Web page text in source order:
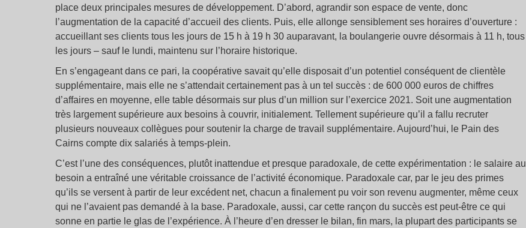
place deux principales mesures de développement. D’abord, agrandir son espace de vente, donc
l’augmentation de la capacité d’accueil des clients. Puis, elle allonge sensiblement ses horaires d’ouverture :
accueillant ses clients tous les jours de 15 h à 19 h 30 auparavant, la boulangerie ouvre désormais à 11 h, tous
les jours – sauf le lundi, maintenu sur l’horaire historique.
En s’engageant dans ce pari, la coopérative savait qu’elle disposait d’un potentiel conséquent de clientèle
supplémentaire, mais elle ne s’attendait certainement pas à un tel succès : de 600 000 euros de chiffres
d’affaires en moyenne, elle table désormais sur plus d’un million sur l’exercice 2021. Soit une augmentation
très largement supérieure aux besoins à couvrir, initialement. Tellement supérieure qu’il a fallu recruter
plusieurs nouveaux collègues pour soutenir la charge de travail supplémentaire. Aujourd’hui, le Pain des
Cairns compte dix salariés à temps-plein.
C’est l’une des conséquences, plutôt inattendue et presque paradoxale, de cette expérimentation : le salaire au
besoin a entraîné une véritable croissance de l’activité économique. Paradoxale car, par le jeu des primes
qu’ils se versent à partir de leur excédent net, chacun a finalement pu voir son revenu augmenter, même ceux
qui ne l’avaient pas demandé à la base. Paradoxale, aussi, car cette rançon du succès est peut-être ce qui
sonne en partie le glas de l’expérience. À l’heure d’en dresser le bilan, fin mars, la plupart des participants se